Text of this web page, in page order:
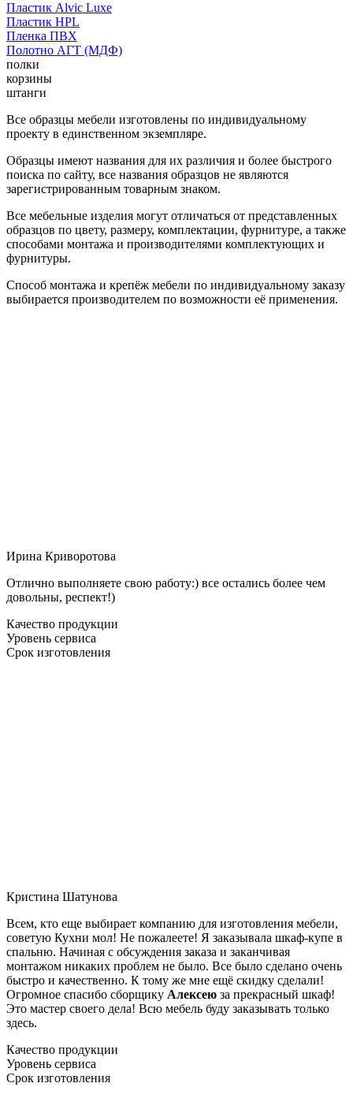
Пластик Alvic Luxe
Пластик HPL
Пленка ПВХ
Полотно АГТ (МДФ)
полки
корзины
штанги
Все образцы мебели изготовлены по индивидуальному
проекту в единственном экземпляре.
Образцы имеют названия для их различия и более быстрого
поиска по сайту, все названия образцов не являются
зарегистрированным товарным знаком.
Все мебельные изделия могут отличаться от представленных
образцов по цвету, размеру, комплектации, фурнитуре, а также
способами монтажа и производителями комплектующих и
фурнитуры.
Способ монтажа и крепёж мебели по индивидуальному заказу
выбирается производителем по возможности её применения.
Ирина Криворотова
Отлично выполняете свою работу:) все остались более чем
довольны, респект!)
Качество продукции
Уровень сервиса
Срок изготовления
Кристина Шатунова
Всем, кто еще выбирает компанию для изготовления мебели,
советую Кухни мол! Не пожалеете! Я заказывала шкаф-купе в
спальню. Начиная с обсуждения заказа и заканчивая
монтажом никаких проблем не было. Все было сделано очень
быстро и качественно. К тому же мне ещё скидку сделали!
Огромное спасибо сборщику Алексею за прекрасный шкаф!
Это мастер своего дела! Всю мебель буду заказывать только
здесь.
Качество продукции
Уровень сервиса
Срок изготовления